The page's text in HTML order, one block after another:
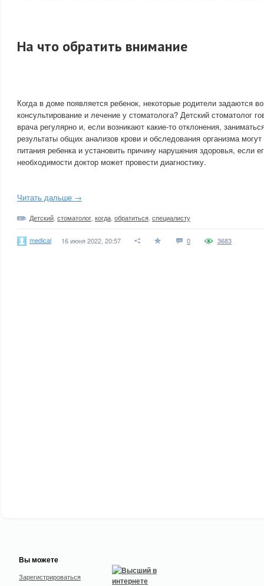
На что обратить внимание
Когда в доме появляется ребенок, некоторые родители задаются
консультирование и лечение у стоматолога? Детский стоматолог
врача регулярно и, если возникают какие-то отклонения,
результаты общих анализов крови и обследования организма могут
питания ребенка и установить причину нарушения здоровья, если
необходимости доктор может провести диагностику.
Читать дальше →
Детский стоматолог когда обратиться специалисту
medical 16 июня 2022, 20:57 0 3683
Вы можете
Зарегистрироваться